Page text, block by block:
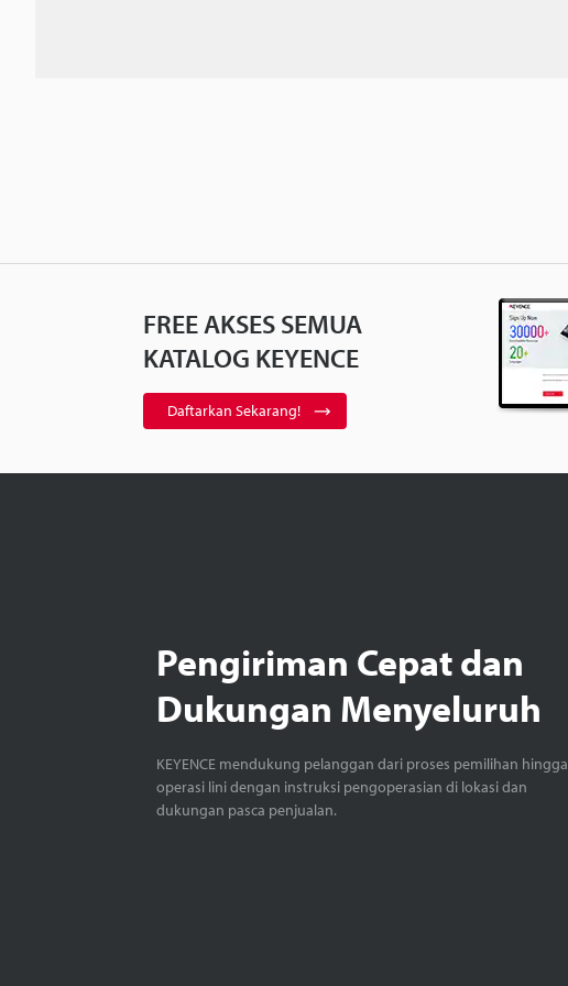
FREE AKSES SEMUA
KATALOG KEYENCE
Daftarkan Sekarang!
Pengiriman Cepat dan
Dukungan Menyeluruh
KEYENCE mendukung pelanggan dari proses pemilihan hingga
operasi lini dengan instruksi pengoperasian di lokasi dan
dukungan pasca penjualan.